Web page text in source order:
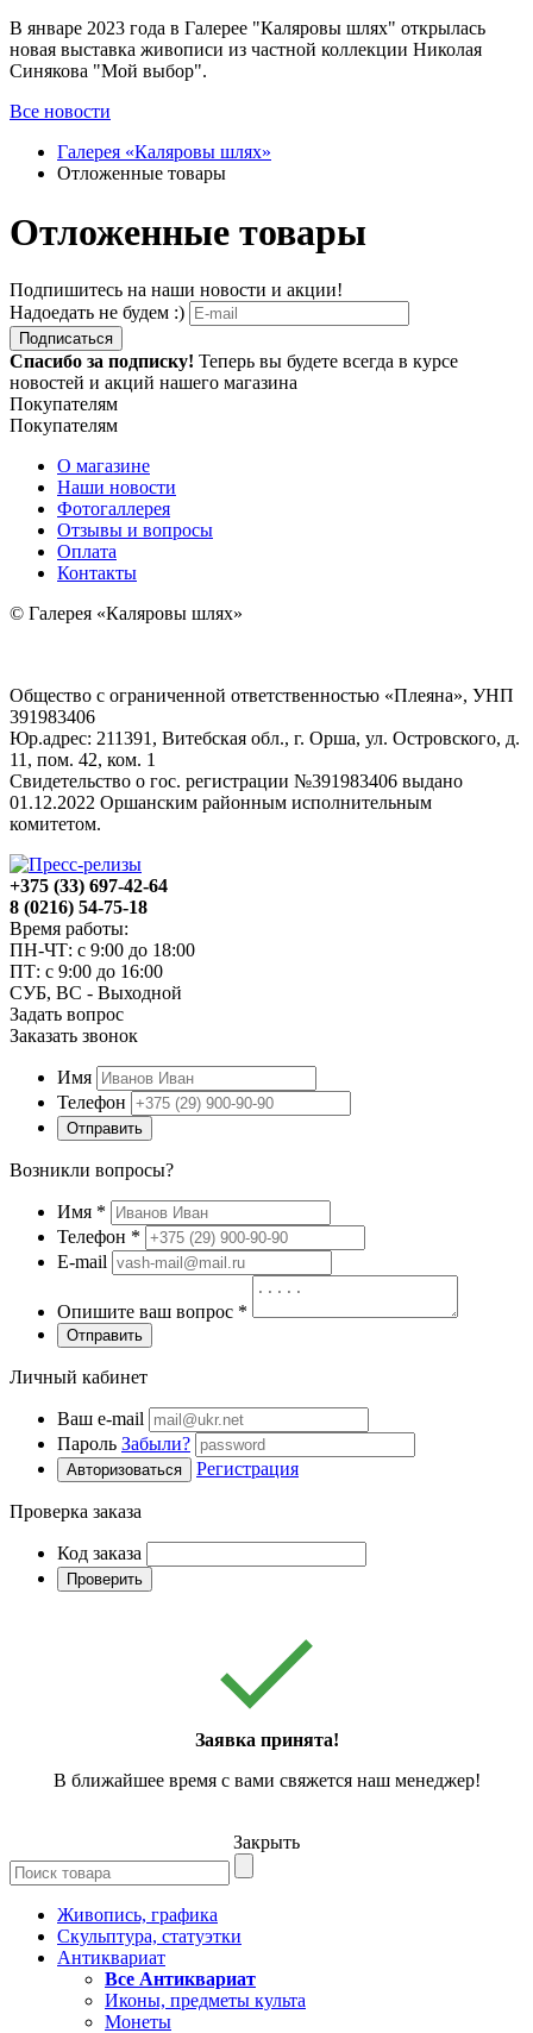
В январе 2023 года в Галерее "Каляровы шлях" открылась
новая выставка живописи из частной коллекции Николая
Синякова "Мой выбор".
Все новости
Галерея «Каляровы шлях»
Отложенные товары
Отложенные товары
Подпишитесь на наши новости и акции!
Надоедать не будем :)
Подписаться
Спасибо за подписку! Теперь вы будете всегда в курсе
новостей и акций нашего магазина
Покупателям
Покупателям
О магазине
Наши новости
Фотогаллерея
Отзывы и вопросы
Оплата
Контакты
© Галерея «Каляровы шлях»
Общество с ограниченной ответственностью «Плеяна», УНП
391983406
Юр.адрес: 211391, Витебская обл., г. Орша, ул. Островского, д.
11, пом. 42, ком. 1
Свидетельство о гос. регистрации №391983406 выдано
01.12.2022 Оршанским районным исполнительным
комитетом.
+375 (33) 697-42-64
8 (0216) 54-75-18
Время работы:
ПН-ЧТ: с 9:00 до 18:00
ПТ: с 9:00 до 16:00
СУБ, ВС - Выходной
Задать вопрос
Заказать звонок
Имя
Телефон
Отправить
Возникли вопросы?
Имя *
Телефон *
E-mail
Опишите ваш вопрос *
Отправить
Личный кабинет
Ваш e-mail
Пароль Забыли?
Авторизоваться Регистрация
Проверка заказа
Код заказа
Проверить
Заявка принята!
В ближайшее время с вами свяжется наш менеджер!
Закрыть
Живопись, графика
Скульптура, статуэтки
Антиквариат
Все Антиквариат
Иконы, предметы культа
Монеты